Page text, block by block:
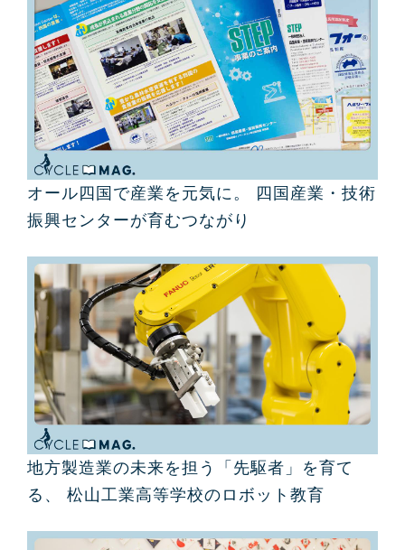
オール四国で産業を元気に。 四国産業・技術
振興センターが育むつながり
地方製造業の未来を担う「先駆者」を育て
る、 松山工業高等学校のロボット教育